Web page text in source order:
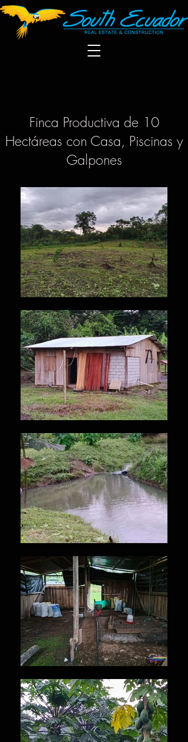
Finca Productiva de 10
Hectáreas con Casa, Piscinas y
Galpones